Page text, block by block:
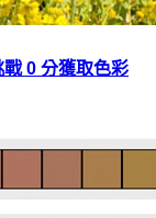
0 分獲取色彩